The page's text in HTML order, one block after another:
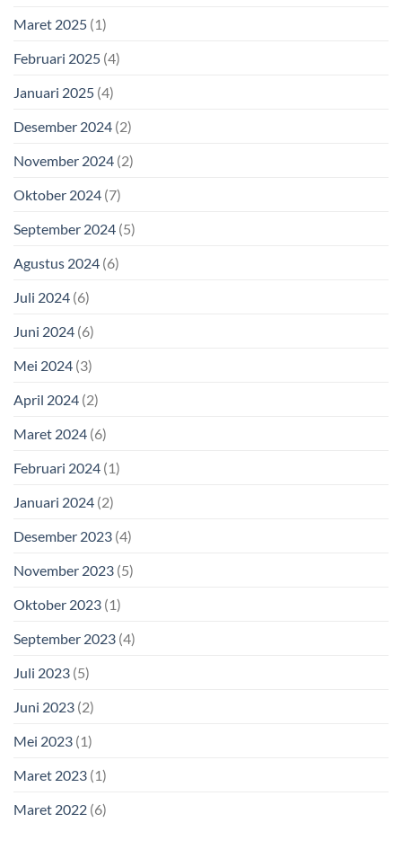
Maret 2025 (1)
Februari 2025 (4)
Januari 2025 (4)
Desember 2024 (2)
November 2024 (2)
Oktober 2024 (7)
September 2024 (5)
Agustus 2024 (6)
Juli 2024 (6)
Juni 2024 (6)
Mei 2024 (3)
April 2024 (2)
Maret 2024 (6)
Februari 2024 (1)
Januari 2024 (2)
Desember 2023 (4)
November 2023 (5)
Oktober 2023 (1)
September 2023 (4)
Juli 2023 (5)
Juni 2023 (2)
Mei 2023 (1)
Maret 2023 (1)
Maret 2022 (6)